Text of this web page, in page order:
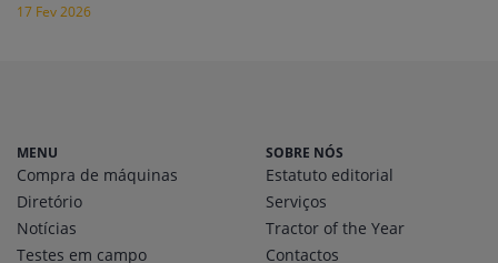
17 Fev 2026
MENU
Compra de máquinas
Diretório
Notícias
Testes em campo
SOBRE NÓS
Estatuto editorial
Serviços
Tractor of the Year
Contactos